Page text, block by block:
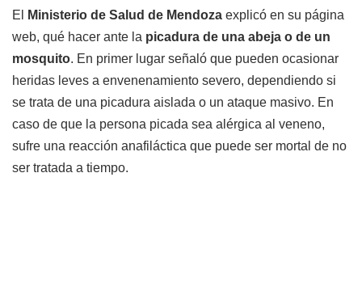
El Ministerio de Salud de Mendoza explicó en su página
web, qué hacer ante la picadura de una abeja o de un
mosquito. En primer lugar señaló que pueden ocasionar
heridas leves a envenenamiento severo, dependiendo si
se trata de una picadura aislada o un ataque masivo. En
caso de que la persona picada sea alérgica al veneno,
sufre una reacción anafiláctica que puede ser mortal de no
ser tratada a tiempo.